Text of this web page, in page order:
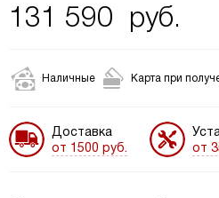
131 590 руб.
Наличные Карта при
Доставка
от 1500 руб.
от